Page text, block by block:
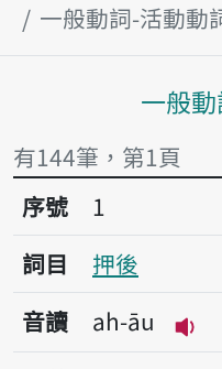
一般動詞-活動動
一般
有144筆，第1頁
序號1押後
序號
1
詞目
押後
音讀
ah-āu
播